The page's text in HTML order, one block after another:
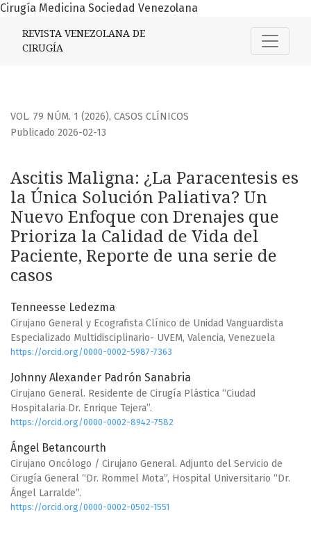
Cirugía Medicina Sociedad Venezolana
Ascitis Maligna: ¿La Paracentesis es la Única Solución
REVISTA VENEZOLANA DE
CIRUGÍA
VOL. 79 NÚM. 1 (2026), CASOS CLÍNICOS
Ascitis Maligna: ¿La Paracentesis es
la Única Solución Paliativa? Un
Nuevo Enfoque con Drenajes que
Prioriza la Calidad de Vida del
Paciente, Reporte de una serie de
casos
Publicado 2026-02-13
Tenneesse Ledezma
Cirujano General y Ecografista Clínico de Unidad Vanguardista
Especializado Multidisciplinario- UVEM, Valencia, Venezuela
https://orcid.org/0000-0002-5987-7363
Johnny Alexander Padrón Sanabria
Cirujano General. Residente de Cirugía Plástica “Ciudad
Hospitalaria Dr. Enrique Tejera”.
https://orcid.org/0000-0002-8942-7582
Ángel Betancourth
Cirujano Oncólogo / Cirujano General. Adjunto del Servicio de
Cirugía General “Dr. Rommel Mota”, Hospital Universitario “Dr.
Ángel Larralde”.
https://orcid.org/0000-0002-0502-1551